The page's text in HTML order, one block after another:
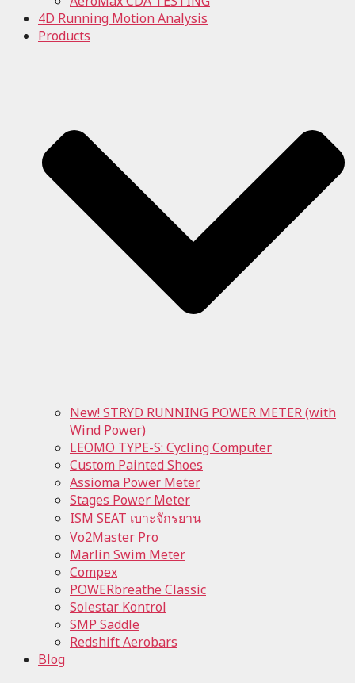
4D Running Motion Analysis
Products
New! STRYD RUNNING POWER METER (with
Wind Power)
LEOMO TYPE-S: Cycling Computer
Custom Painted Shoes
Assioma Power Meter
Stages Power Meter
ISM SEAT เบาะจักรยาน
Vo2Master Pro
Marlin Swim Meter
Compex
POWERbreathe Classic
Solestar Kontrol
SMP Saddle
Redshift Aerobars
Blog